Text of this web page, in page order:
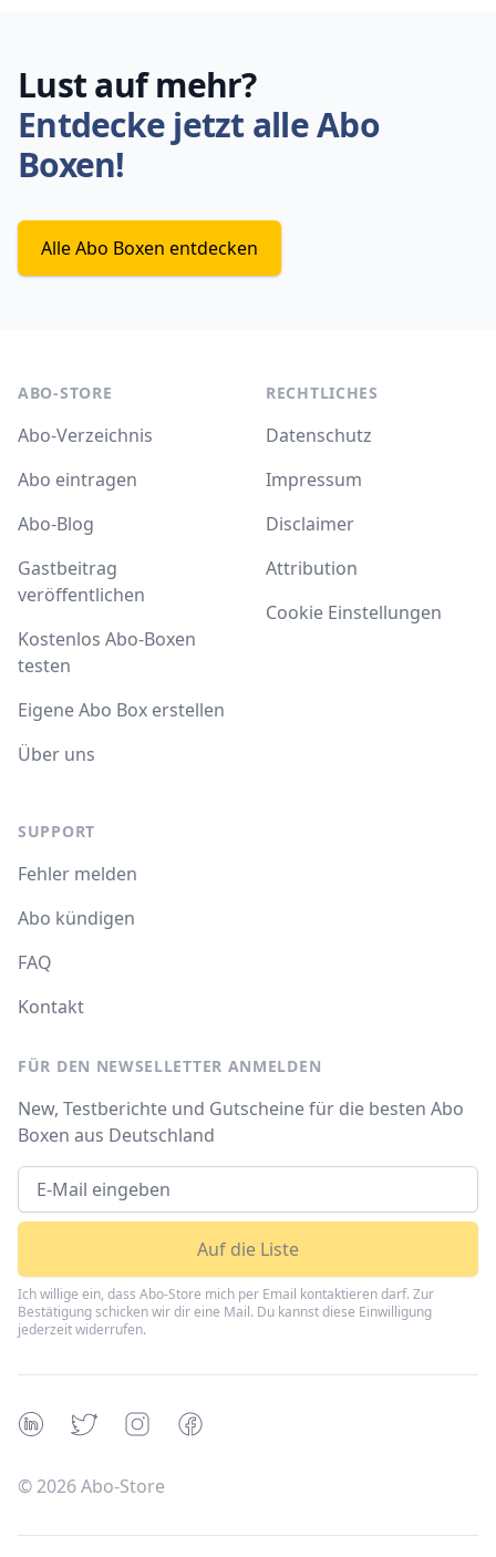
Lust auf mehr?
Entdecke jetzt alle Abo
Boxen!
Alle Abo Boxen entdecken
ABO-STORE
Abo-Verzeichnis
Abo eintragen
Abo-Blog
Gastbeitrag
veröffentlichen
Kostenlos Abo-Boxen
testen
Eigene Abo Box erstellen
Über uns
SUPPORT
Fehler melden
Abo kündigen
FAQ
Kontakt
RECHTLICHES
Datenschutz
Impressum
Disclaimer
Attribution
Cookie Einstellungen
FÜR DEN NEWSELLETTER ANMELDEN
New, Testberichte und Gutscheine für die besten Abo
Boxen aus Deutschland
Auf die Liste
Ich willige ein, dass Abo-Store mich per Email kontaktieren darf. Zur
Bestätigung schicken wir dir eine Mail. Du kannst diese Einwilligung
jederzeit widerrufen.
LinkedinTwitterInstagramFacebook
© 2026Abo-Store